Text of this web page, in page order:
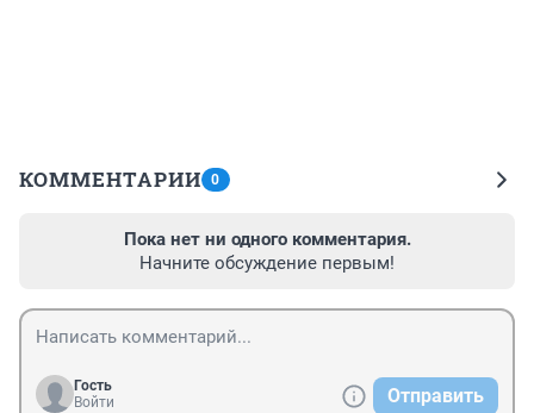
КОММЕНТАРИИ 0
Пока нет ни одного комментария.
Начните обсуждение первым!
Гость
Войти
Отправить